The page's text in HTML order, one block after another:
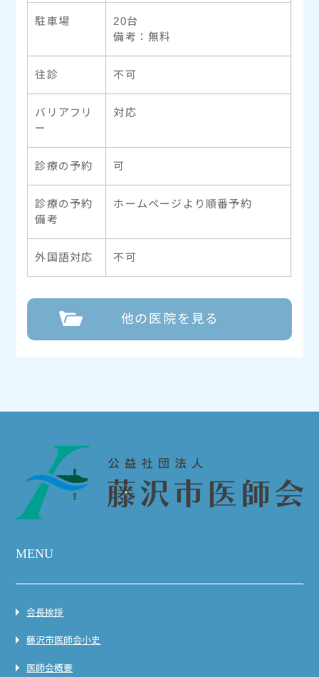
駐車場
20台
備考：無料
往診 不可
バリアフリ
ー
対応
診療の予約 可
診療の予約
備考
ホームページより順番予約
外国語対応 不可
他の医院を見る
MENU
会長挨拶
藤沢市医師会小史
医師会概要